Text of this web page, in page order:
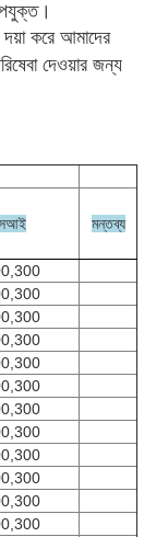
করে আমাদের
দেওয়ার জন্য
মন্তব্য